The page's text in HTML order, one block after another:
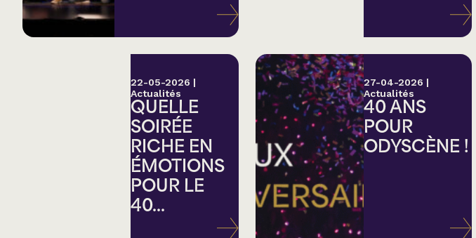
Hommage
Théâtre
Saison estivale
Apéro et perfo
22-05-2026 |
Actualités
QUELLE
SOIRÉE
RICHE EN
ÉMOTIONS
POUR LE
40...
27-04-2026 |
Actualités
40 ANS
POUR
ODYSCÈNE !